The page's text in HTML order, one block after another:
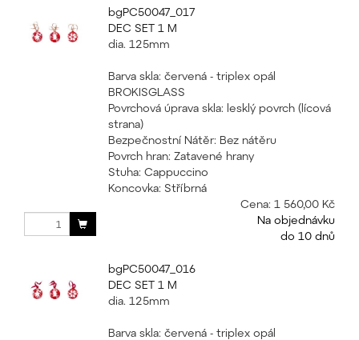
bgPC50047_017
DEC SET 1 M
dia. 125mm
Barva skla: červená - triplex opál
BROKISGLASS
Povrchová úprava skla: lesklý povrch (lícová
strana)
Bezpečnostní Nátěr: Bez nátěru
Povrch hran: Zatavené hrany
Stuha: Cappuccino
Koncovka: Stříbrná
Cena: 1 560,00 Kč
Na objednávku
do 10 dnů
bgPC50047_016
DEC SET 1 M
dia. 125mm
Barva skla: červená - triplex opál